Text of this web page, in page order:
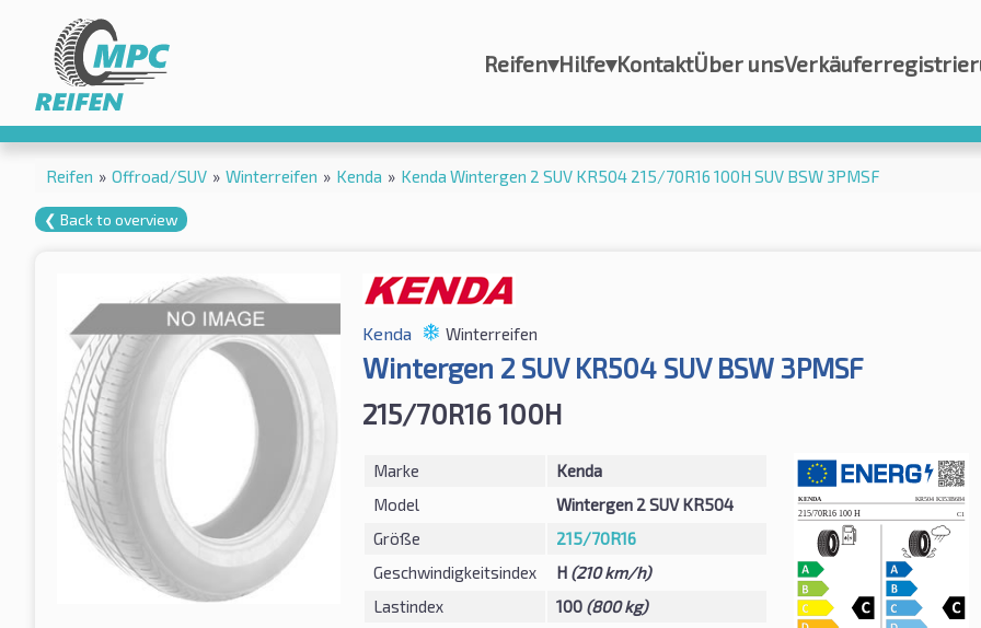
Reifen▾Hilfe▾KontaktÜber uns
Reifen » Offroad/SUV » Winterreifen » Kenda » Kenda Wintergen 2 SUV KR504 215/70R16 100H SUV BSW 3PMSF
❮ Back to overview
Kenda Winterreifen
Wintergen 2 SUV KR504 SUV BSW 3PMSF
215/70R16 100H
Marke
Kenda
Model
Wintergen 2 SUV KR504
Größe
215/70R16
Geschwindigkeitsindex
H (210 km/h)
Lastindex
100 (800 kg)